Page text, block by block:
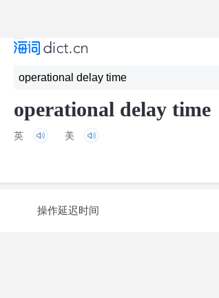
operational delay time
英 美
操作延迟时间